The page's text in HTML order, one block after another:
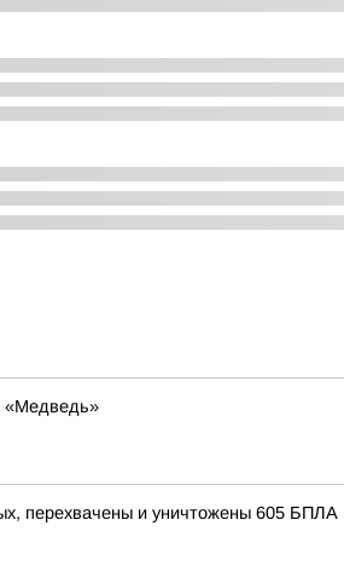
«Медведь»
перехвачены и уничтожены 605 БПЛА